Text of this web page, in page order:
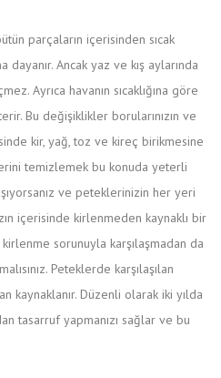
parçaların içerisinden sıcak
dayanır. Ancak yaz ve kış aylarında
Ayrıca havanın sıcaklığına göre
Bu değişiklikler borularınızın ve
kir, yağ, toz ve kireç birikmesine
temizlemek bu konuda yeterli
ve peteklerinizin her yeri
içerisinde kirlenmeden kaynaklı bir
kirlenme sorunuyla karşılaşmadan da
Peteklerde karşılaşılan
kaynaklanır. Düzenli olarak iki yılda
tasarruf yapmanızı sağlar ve bu